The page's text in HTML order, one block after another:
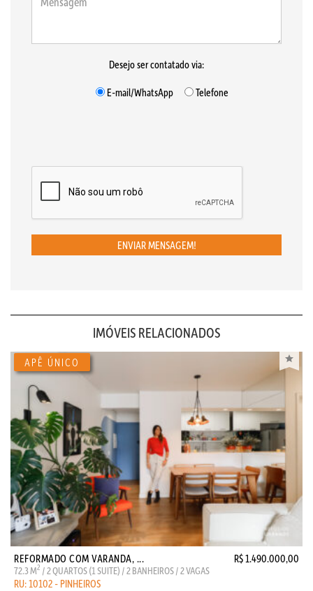
Desejo ser contatado via:
E-mail/WhatsApp
Telefone
ENVIAR MENSAGEM!
IMÓVEIS RELACIONADOS
REFORMADO COM VARANDA, ... R$ 1.490.000,00
72.3 M2 / 2 QUARTOS (1 SUITE) / 2 BANHEIROS / 2 VAGAS
RU: 10102 - PINHEIROS